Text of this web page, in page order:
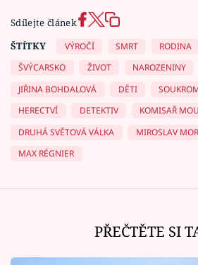
Sdílejte článek
ŠTÍTKY
VÝROČÍ SMRT RODINA
ŠVÝCARSKO
ŽIVOT NAROZENINY
JIŘINA BOHDALOVÁ
DĚTI
HERECTVÍ
DETEKTIV KOMISAŘ
DRUHÁ SVĚTOVÁ VÁLKA
MIROSLAV
MAX RÉGNIER
PŘEČTĚTE SI